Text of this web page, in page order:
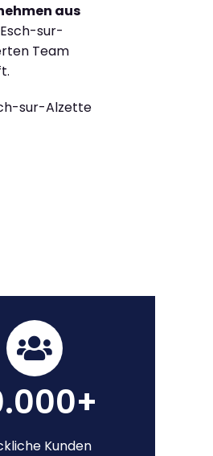
aus
sur-
Team
sur-Alzette
Kunden